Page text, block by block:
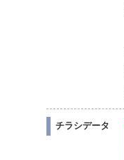
チラシデータ